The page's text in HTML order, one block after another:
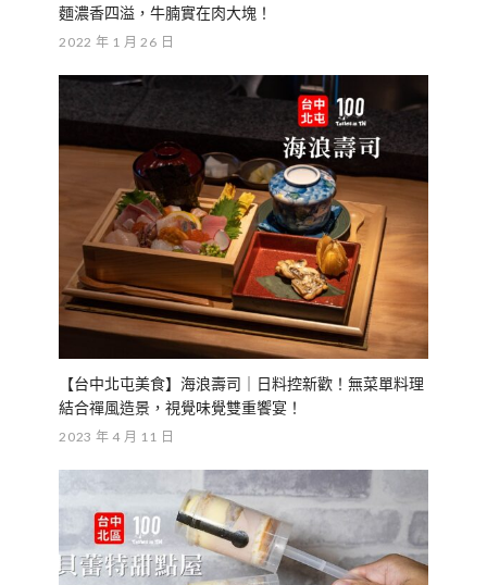
麵濃香四溢，牛腩實在肉大塊！
2022 年 1 月 26 日
【台中北屯美食】海浪壽司｜日料控新歡！無菜單料理
結合禪風造景，視覺味覺雙重饗宴！
2023 年 4 月 11 日